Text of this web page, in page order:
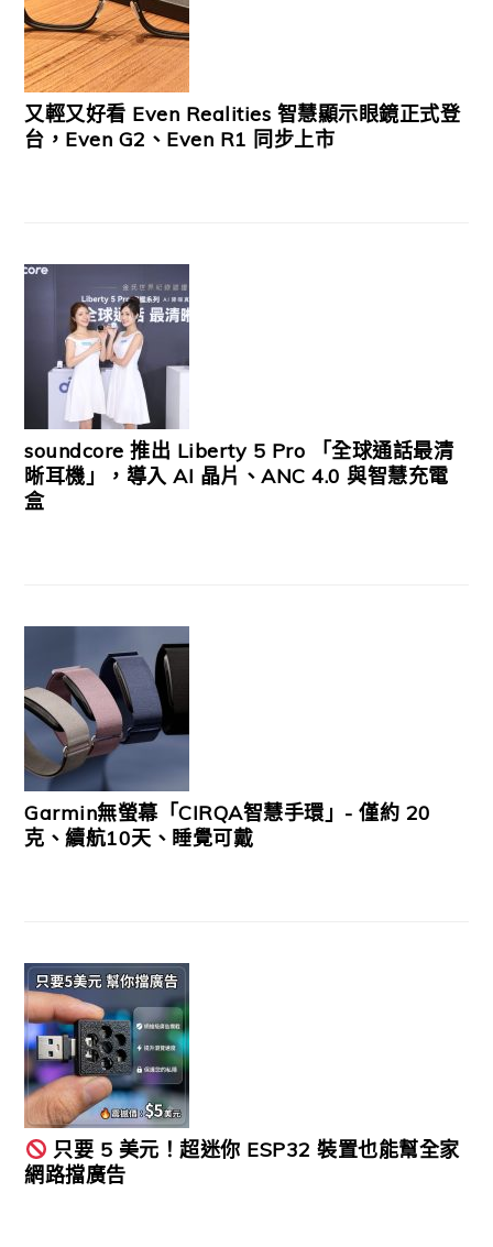
又輕又好看 Even Realities 智慧顯示眼鏡正式登
台，Even G2、Even R1 同步上市
soundcore 推出 Liberty 5 Pro 「全球通話最清
晰耳機」，導入 AI 晶片、ANC 4.0 與智慧充電
盒
Garmin無螢幕「CIRQA智慧手環」- 僅約 20
克、續航10天、睡覺可戴
只要 5 美元！超迷你 ESP32 裝置也能幫全家
網路擋廣告